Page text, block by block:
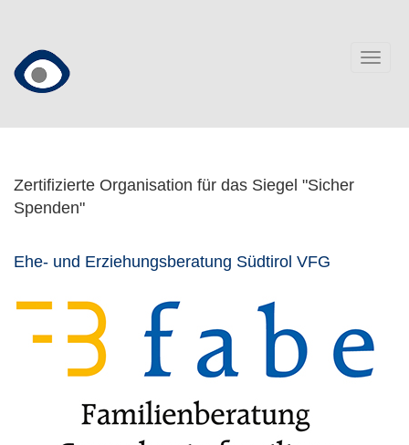
Inhalt
Zertifizierte Organisation für das Siegel "Sicher
Spenden"
Ehe- und Erziehungsberatung Südtirol VFG